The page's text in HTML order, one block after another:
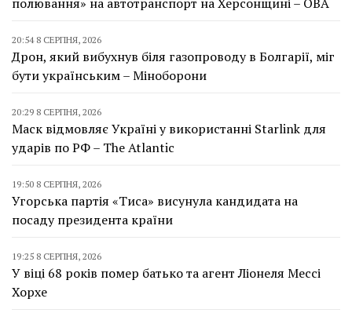
полювання» на автотранспорт на Херсонщині – ОВА
20:54 8 СЕРПНЯ, 2026
Дрон, який вибухнув біля газопроводу в Болгарії, міг
бути українським – Міноборони
20:29 8 СЕРПНЯ, 2026
Маск відмовляє Україні у використанні Starlink для
ударів по РФ – The Atlantic
19:50 8 СЕРПНЯ, 2026
Угорська партія «Тиса» висунула кандидата на
посаду президента країни
19:25 8 СЕРПНЯ, 2026
У віці 68 років помер батько та агент Ліонеля Мессі
Хорхе